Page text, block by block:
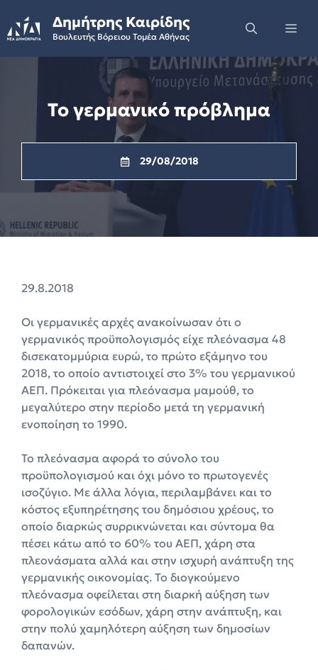
to
content
Δημήτρης Καιρίδης
Βουλευτής Βόρειου Τομέα Αθήνας
Το γερμανικό πρόβλημα
29/08/2018
29.8.2018
Οι γερμανικές αρχές ανακοίνωσαν ότι ο
γερμανικός προϋπολογισμός είχε πλεόνασμα 48
δισεκατομμύρια ευρώ, το πρώτο εξάμηνο του
2018, το οποίο αντιστοιχεί στο 3% του γερμανικού
ΑΕΠ. Πρόκειται για πλεόνασμα μαμούθ, το
μεγαλύτερο στην περίοδο μετά τη γερμανική
ενοποίηση το 1990.
Το πλεόνασμα αφορά το σύνολο του
προϋπολογισμού και όχι μόνο το πρωτογενές
ισοζύγιο. Με άλλα λόγια, περιλαμβάνει και το
κόστος εξυπηρέτησης του δημόσιου χρέους, το
οποίο διαρκώς συρρικνώνεται και σύντομα θα
πέσει κάτω από το 60% του ΑΕΠ, χάρη στα
πλεονάσματα αλλά και στην ισχυρή ανάπτυξη της
γερμανικής οικονομίας. Το διογκούμενο
πλεόνασμα οφείλεται στη διαρκή αύξηση των
φορολογικών εσόδων, χάρη στην ανάπτυξη, και
στην πολύ χαμηλότερη αύξηση των δημοσίων
δαπανών.